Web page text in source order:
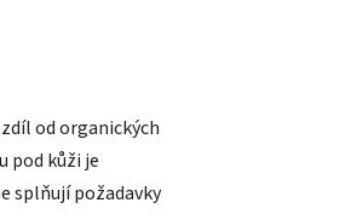
od organických
pod kůži je
splňují požadavky